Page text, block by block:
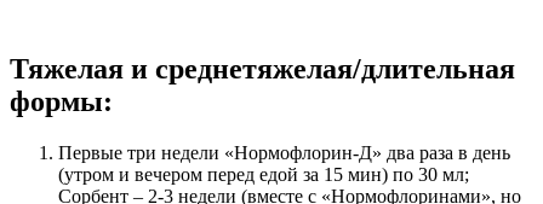
Тяжелая и среднетяжелая/длительная
формы:
Первые три недели «Нормофлорин-Д» два раза в день
(утром и вечером перед едой за 15 мин) по 30 мл;
Сорбент – 2-3 недели (вместе с «Нормофлоринами», но